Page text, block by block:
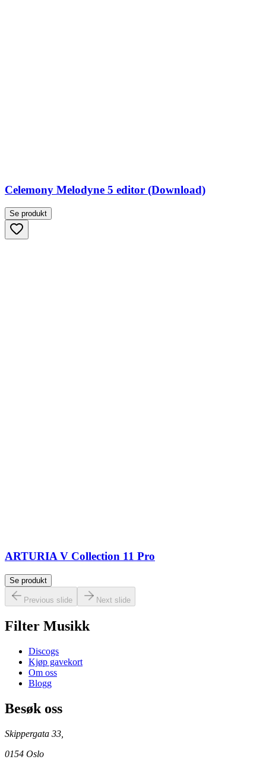
Celemony Melodyne 5 editor (Download)
Se produkt
ARTURIA V Collection 11 Pro
Se produkt
Previous slide Next slide
Filter Musikk
Discogs
Kjøp gavekort
Om oss
Blogg
Besøk oss
Skippergata 33,
0154 Oslo